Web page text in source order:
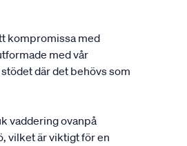
kompromissa med
med vår
där det behövs som
vaddering ovanpå
vilket är viktigt för en